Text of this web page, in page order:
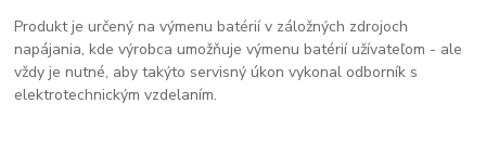
Produkt je určený na výmenu batérií v záložných zdrojoch
napájania, kde výrobca umožňuje výmenu batérií užívateľom - ale
vždy je nutné, aby takýto servisný úkon vykonal odborník s
elektrotechnickým vzdelaním.